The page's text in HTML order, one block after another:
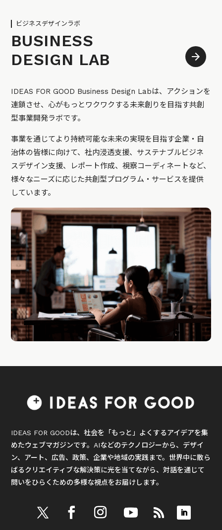
ビジネスデザインラボ
BUSINESS
DESIGN LAB
IDEAS FOR GOOD Business Design Labは、アクションを
連鎖させ、心がもっとワクワクする未来創りを目指す共創
型事業開発ラボです。
事業を通じてより持続可能な未来の実現を目指す企業・自
治体の皆様に向けて、社内浸透支援、サステナブルビジネ
スデザイン支援、レポート作成、視察コーディネートなど、
様々なニーズに応じた共創型プログラム・サービスを提供
しています。
IDEAS FOR GOODは、社会を「もっと」よくするアイデアを集
めたウェブマガジンです。AIなどのテクノロジーから、デザイ
ン、アート、広告、政策、企業や地域の実践まで。世界中に散ら
ばるクリエイティブな解決策に光を当てながら、対話を通じて
問いをひらくための多様な視点をお届けします。